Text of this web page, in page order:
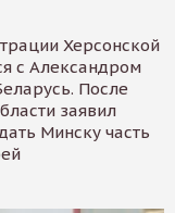
Херсонской
с Александром
После
заявил
Минску часть